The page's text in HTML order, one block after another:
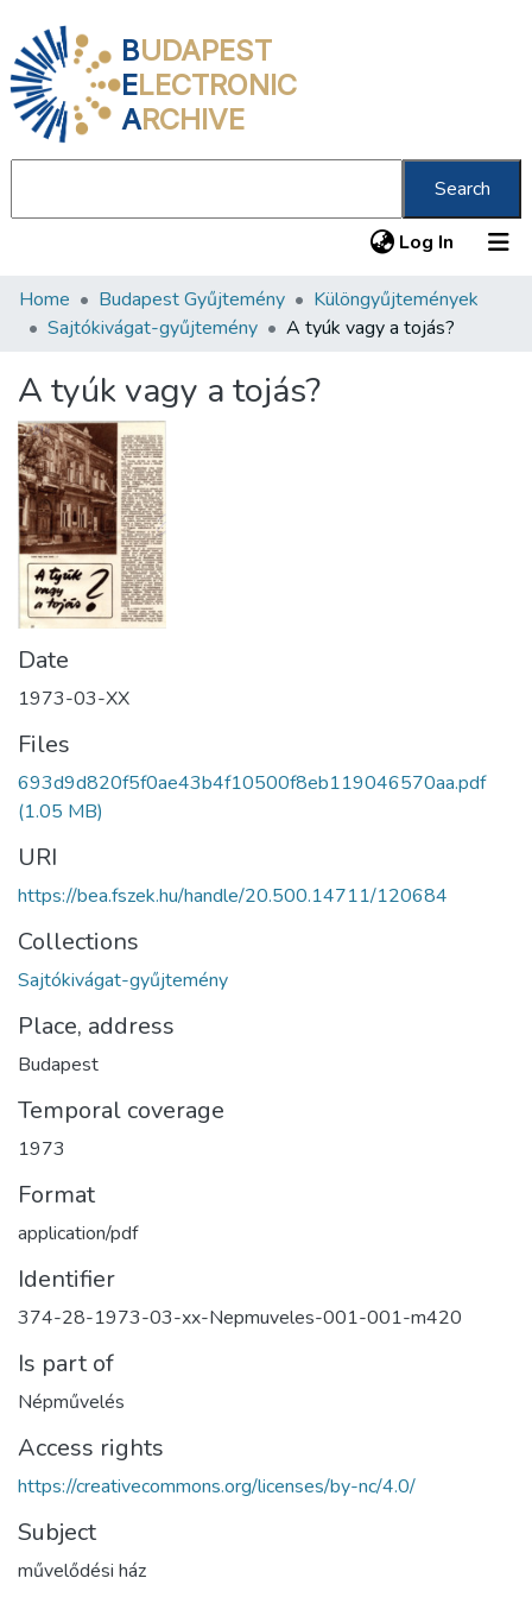
BUDAPEST
ELECTRONIC
ARCHIVE
Search
Log In (current)
Communities & Collections
Statistics
About us
Home Budapest Gyűjtemény
Különgyűjtemények
Sajtókivágat-gyűjtemény
A tyúk vagy a tojás?
A tyúk vagy a tojás?
Date
1973-03-XX
Files
693d9d820f5f0ae43b4f10500f8eb119046570aa.pdf
(1.05 MB)
URI
https://bea.fszek.hu/handle/20.500.14711/120684
Collections
Sajtókivágat-gyűjtemény
Place, address
Budapest
Temporal coverage
1973
Format
application/pdf
Identifier
374-28-1973-03-xx-Nepmuveles-001-001-m420
Is part of
Népművelés
Access rights
https://creativecommons.org/licenses/by-nc/4.0/
Subject
művelődési ház